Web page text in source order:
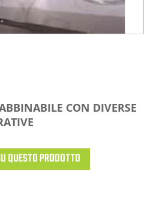
CON DIVERSE
QUESTO PRODOTTO